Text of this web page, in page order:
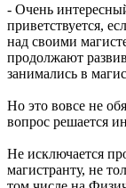
- Очень
приветствуется,
над своими
продолжают
занимались в
Но это вовсе не
вопрос решается
Не исключается
магистранту, не